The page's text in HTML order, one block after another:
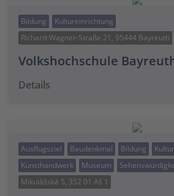
Bildung
Kultureinrichtung
Richard-Wagner-Straße 21, 95444 Bayreuth
Volkshochschule
Details
Ausflugsziel Baudenkmal Bildung
Kunsthandwerk
Museum
Mikulášská 5, 352 01 Aš 1